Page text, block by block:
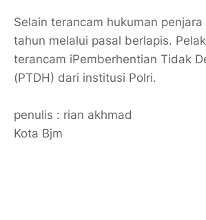
Selain terancam hukuman
tahun melalui pasal berlapis.
terancam iPemberhentian Tidak
(PTDH) dari institusi Polri.
penulis : rian akhmad
Kota Bjm